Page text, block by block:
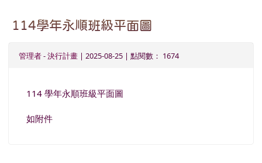
114學年永順班級平面圖
管理者-決行計畫 | 2025-08-25 | 點閱數： 1674
114 學年永順班級平面圖
如附件